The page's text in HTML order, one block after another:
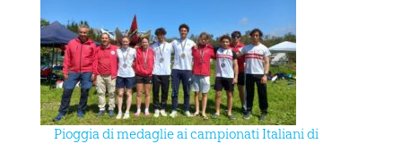
Pioggia di medaglie ai campionati Italiani di